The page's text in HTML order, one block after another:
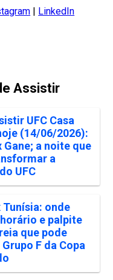
| LinkedIn
Assistir
UFC Casa
(14/06/2026):
Gane; a noite que
a
UFC
Tunísia: onde
e palpite
que pode
F da Copa